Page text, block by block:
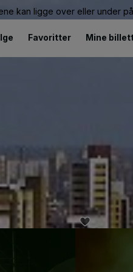
kan ligge over eller under
Favoritter Mine